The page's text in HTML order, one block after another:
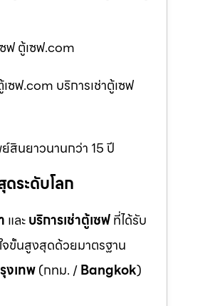
ฟ ตู้เซฟ.com
ซฟ.com บริการเช่าตู้เซฟ
สินยาวนานกว่า 15 ปี
ระดับโลก
และบริการเช่าตู้เซฟที่ได้รับ
จขั้นสูงสุดด้วยมาตรฐาน
งเทพ(กทม. /Bangkok)